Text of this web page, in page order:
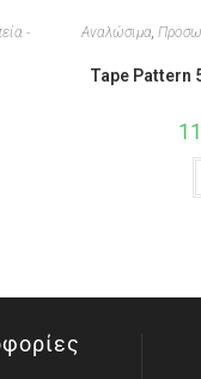
-
Αναλώσιμα,
Tape Pattern